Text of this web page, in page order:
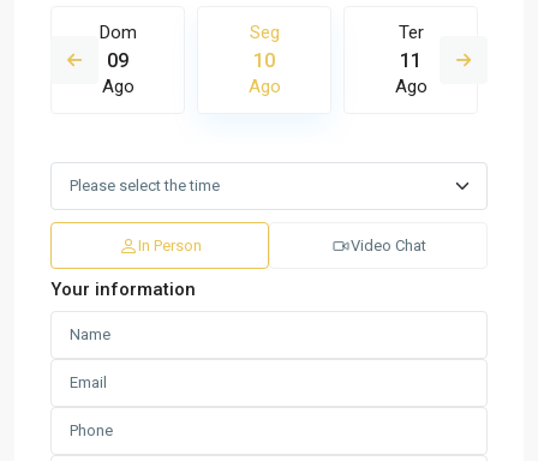
Dom
09
Ago
Seg
10
Ago
Ter
11
Ago
In Person Video Chat
Your information